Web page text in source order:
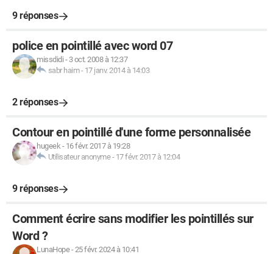
9 réponses
police en pointillé avec word 07
missdidi - 3 oct. 2008 à 12:37
sabr haim- 17 janv. 2014 à 14:03
2 réponses
Contour en pointillé d'une forme personnalisée
hugeek- 16 févr. 2017 à 19:28
Utilisateur anonyme- 17 févr. 2017 à 12:04
9 réponses
Comment écrire sans modifier les pointillés sur
Word ?
LunaHope-25 févr. 2024 à 10:41